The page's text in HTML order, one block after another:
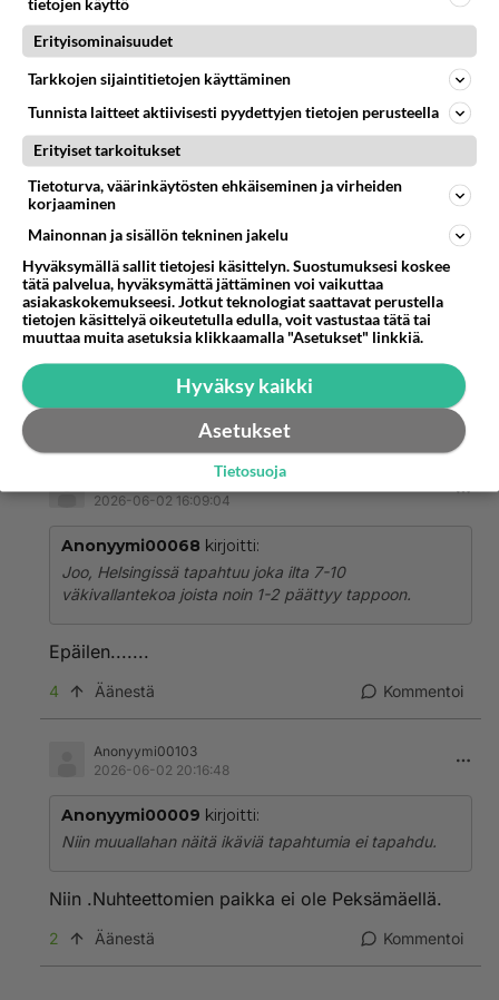
Ja kaiken lisäksi vielä keskenkasvuista väkeä, eli
nuorisoa.
Kommentoi
Anonyymi00068
2026-06-01 12:26:47
Anonyymi00033 kirjoitti:
Kaivopuistossa on koulujen päättäjäisiltana enemmän
väkeä kuin Pieksämäellä asukkaita.
väkivallantekoa joista noin 1-2 päättyy tappoon.
Kommentoi
2026-06-02 16:09:04
Anonyymi00068 kirjoitti:
Joo, Helsingissä tapahtuu joka ilta 7-10
väkivallantekoa joista noin 1-2 päättyy tappoon.
Epäilen.......
4 Äänestä Kommentoi
Anonyymi00103
2026-06-02 20:16:48
Anonyymi00009 kirjoitti:
Niin muuallahan näitä ikäviä tapahtumia ei tapahdu.
Niin .Nuhteettomien paikka ei ole Peksämäellä.
2 Äänestä Kommentoi
tietojen käyttö
Erityisominaisuudet
Tarkkojen sijaintitietojen käyttäminen
Tunnista laitteet aktiivisesti pyydettyjen tietojen perusteella
Erityiset tarkoitukset
Tietoturva, väärinkäytösten ehkäiseminen ja virheiden
korjaaminen
Mainonnan ja sisällön tekninen jakelu
Hyväksymällä sallit tietojesi käsittelyn. Suostumuksesi koskee
tätä palvelua, hyväksymättä jättäminen voi vaikuttaa
asiakaskokemukseesi. Jotkut teknologiat saattavat perustella
tietojen käsittelyä oikeutetulla edulla, voit vastustaa tätä tai
muuttaa muita asetuksia klikkaamalla "Asetukset" linkkiä.
Hyväksy kaikki
Asetukset
Tietosuoja